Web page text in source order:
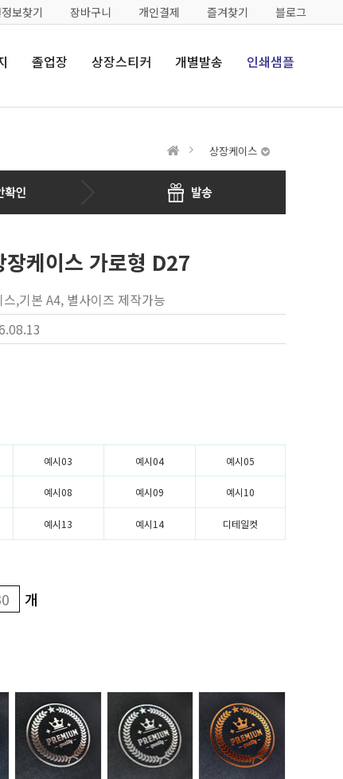
보찾기 장바구니 개인결제 즐겨찾기 블로그
졸업장 상장스티커 개별발송 인쇄샘플
상장케이스
케이스 가로형 D27
,기본 A4, 별사이즈 제작가능
예시03 예시04 예시05
예시08 예시09 예시10
예시13 예시14 디테일컷
개